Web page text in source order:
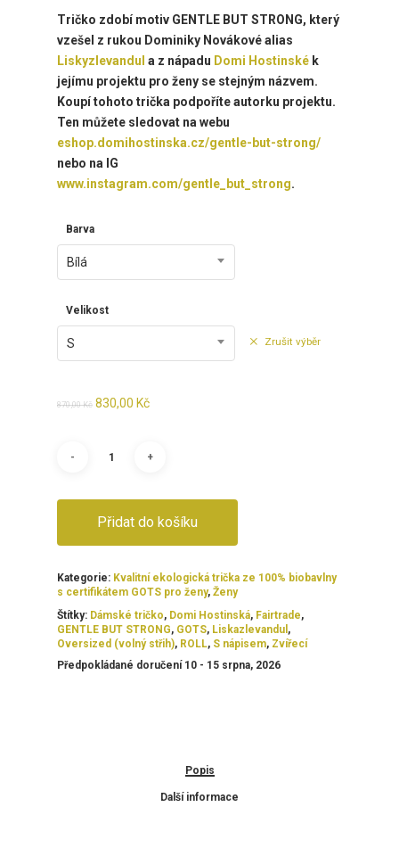
Tričko zdobímotiv GENTLE BUT STRONG, který
vzešel z rukou Dominiky Novákové alias
Liskyzlevandul a z nápadu Domi Hostinské k
jejímu projektu pro ženy se stejným názvem.
Koupí tohoto trička podpoříte autorku projektu.
Ten můžete sledovat na webu
eshop.domihostinska.cz/gentle-but-strong/
nebo na IG
www.instagram.com/gentle_but_strong.
Barva
Bílá
Velikost
S Zrušit výběr
870,00Kč Původní
870,00 Kč.
830,00 KčAktuální
830,00 Kč.
Přidat do košíku
Kategorie: Kvalitní ekologická trička ze 100% biobavlny
s certifikátem GOTS pro ženy, Ženy
Štítky: Dámské tričko, Domi Hostinská, Fairtrade,
GENTLE BUT STRONG, GOTS, Liskazlevandul ,
Oversized (volný střih), ROLL, S nápisem, Zvířecí
Předpokládané doručení 10 - 15 srpna, 2026
Popis
Další informace